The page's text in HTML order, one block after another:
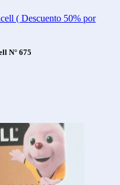
( Descuento 50% por
N° 675